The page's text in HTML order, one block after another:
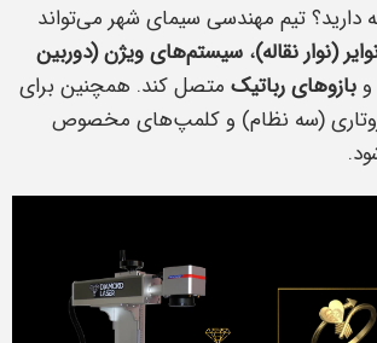
دارید؟ تیم مهندسی سیمای شهر می‌تواند
(نوار نقاله)، سیستم‌های ویژن (دوربین
و بازوهای رباتیک متصل کند. همچنین برای
روتاری (سه نظام) و کلمپ‌های مخصوص